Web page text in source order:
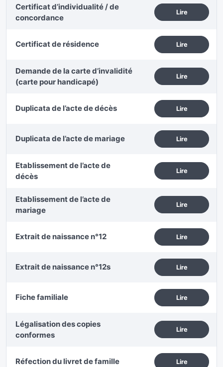
Certificat d’individualité / de
concordance
Lire
Certificat de résidence Lire
Demande de la carte d’invalidité
(carte pour handicapé)
Lire
Duplicata de l’acte de décès Lire
Duplicata de l’acte de mariage Lire
Etablissement de l’acte de
décès
Lire
Etablissement de l’acte de
mariage
Lire
Extrait de naissance n°12 Lire
Extrait de naissance n°12s Lire
Fiche familiale Lire
Légalisation des copies
conformes
Lire
Réfection du livret de famille Lire